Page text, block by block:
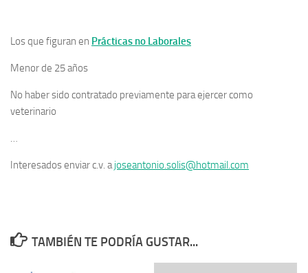
Los que figuran en Prácticas no Laborales
Menor de 25 años
No haber sido contratado previamente para ejercer como
veterinario
Interesados enviar c.v. a joseantonio.solis@hotmail.com
TAMBIÉN TE PODRÍA GUSTAR...